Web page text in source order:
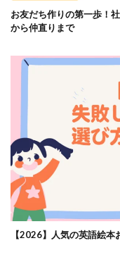
お友だち作りの第一歩！
から仲直りまで
【2026】人気の英語絵